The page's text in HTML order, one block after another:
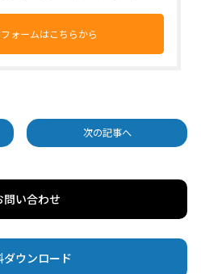
ォームはこちらから
次の記事へ
問い合わせ
ダウンロード